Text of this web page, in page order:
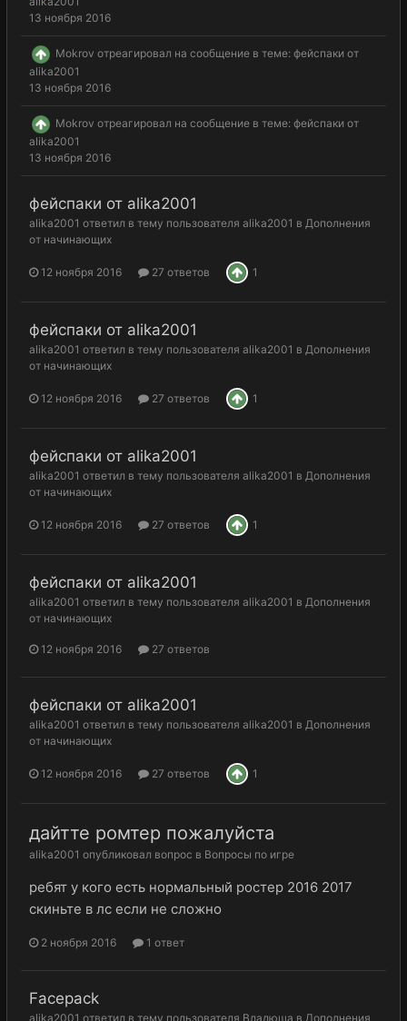
13 ноября 2016
Mokrov отреагировал на сообщение в теме: фейспаки от
alika2001
13 ноября 2016
Mokrov отреагировал на сообщение в теме: фейспаки от
alika2001
13 ноября 2016
фейспаки от alika2001
alika2001 ответил в тему пользователя alika2001 в Дополнения
от начинающих
12 ноября 2016 27 ответов 1
фейспаки от alika2001
alika2001 ответил в тему пользователя alika2001 в Дополнения
от начинающих
12 ноября 2016 27 ответов 1
фейспаки от alika2001
alika2001 ответил в тему пользователя alika2001 в Дополнения
от начинающих
12 ноября 2016 27 ответов 1
фейспаки от alika2001
alika2001 ответил в тему пользователя alika2001 в Дополнения
от начинающих
12 ноября 2016 27 ответов
фейспаки от alika2001
alika2001 ответил в тему пользователя alika2001 в Дополнения
от начинающих
12 ноября 2016 27 ответов 1
дайтте ромтер пожалуйста
alika2001 опубликовал вопрос в Вопросы по игре
ребят у кого есть нормальный ростер 2016 2017
скиньте в лс если не сложно
2 ноября 2016 1 ответ
Facepack
alika2001 ответил в тему пользователя Владюша в Дополнения